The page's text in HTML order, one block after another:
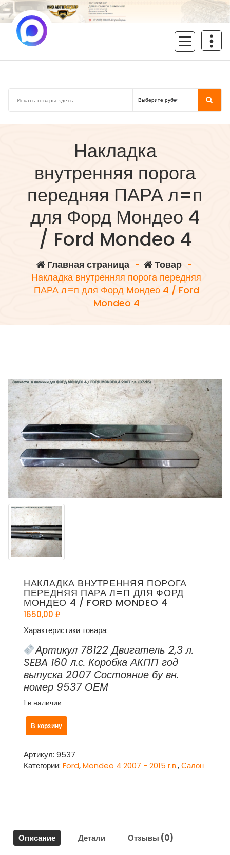
Перейти
к
содержимому
Накладка
внутренняя порога
передняя ПАРА л=п
для Форд Мондео 4
/ Ford Mondeo 4
Главная страница- Товар-
Накладка внутренняя порога передняя
ПАРА л=п для Форд Мондео 4 / Ford
Mondeo 4
НАКЛАДКА ВНУТРЕННЯЯ ПОРОГА
ПЕРЕДНЯЯ ПАРА Л=П ДЛЯ ФОРД
МОНДЕО 4 / FORD MONDEO 4
1650,00 ₽
Характеристики товара:
Артикул 78122 Двигатель 2,3 л.
SEBA 160 л.с. Коробка АКПП год
выпуска 2007 Состояние бу вн.
номер 9537 ОЕМ
1 в наличии
Количество
товара
внутренняя
порога
Мондео
4
В корзину
Артикул: 9537
Категории: Ford,Mondeo 4 2007 - 2015 г.в.,Салон
Описание Детали Отзывы (0)